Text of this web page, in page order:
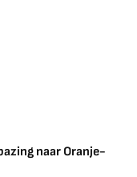
naar Oranje-